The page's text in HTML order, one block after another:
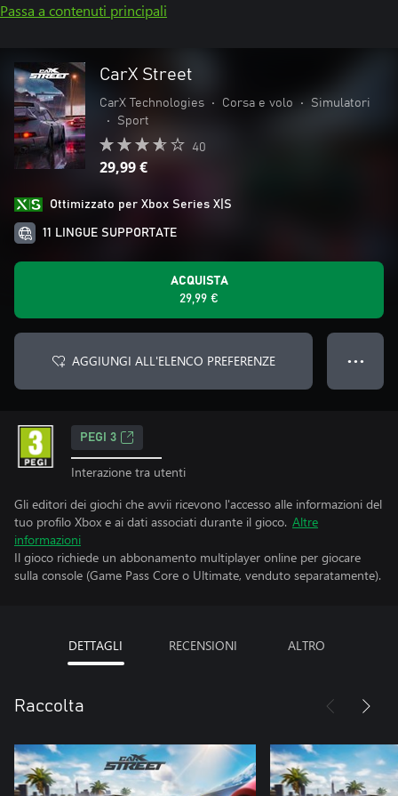
Passa a contenuti principali
CarX Street
CarX Technologies • Corsa e volo •
Simulatori
•
Sport
40
29,99 €
Ottimizzato per Xbox Series X|S
11 LINGUE SUPPORTATE
ACQUISTA
29,99 €
AGGIUNGI ALL'ELENCO PREFERENZE ● ● ●
PEGI 3
Interazione tra utenti
Gli editori dei giochi che avvii ricevono l'accesso alle informazioni del
tuo profilo Xbox e ai dati associati durante il gioco. Altre
informazioni
Il gioco richiede un abbonamento multiplayer online per giocare
sulla console (Game Pass Core o Ultimate, venduto separatamente).
DETTAGLI RECENSIONI ALTRO
Raccolta